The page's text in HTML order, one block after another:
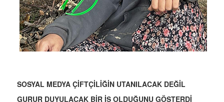
SOSYAL MEDYA ÇİFTÇİLİĞİN UTANILACAK DEĞİL
GURUR DUYULACAK BİR İŞ OLDUĞUNU GÖSTERDİ